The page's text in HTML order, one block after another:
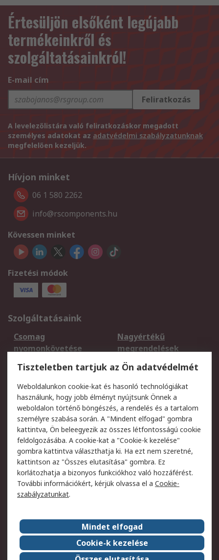
Értesüljön elsőként legújabb
termékeinkről és
szolgáltatásainkról!
E-mail cím
Feliratkozás
A levelezőlistára való feliratkozáskor megadott
személyes adatokat az adatvédelmi szabályzatunknak
megfelelően kezeljük.
Hívjon minket
06 1 580 2262
info@rscomponents.hu
Kövessen minket
Fizetési módok
Szolgáltatásaink
Csomag
nyomonkövetése
Nagyértékű
megrendelések
Regisztráció
Szállítás
Termékvisszaküldés
Szolgáltatások
Jogi
Adatvédelmi
szabályzat
Az RS értékesítési
feltételei
Cookie szabályzat
Email biztonság
Webhelyre vonatkozó
feltételek
Weboldal felhasználói
szabályzata
Képviseletek
Rólunk
Vállalatcsoport
Karrier
Díjak és elismerések
Tiszteletben tartjuk az Ön adatvédelmét
Weboldalunkon cookie-kat és hasonló technológiákat
használunk, hogy jobb élményt nyújtsunk Önnek a
weboldalon történő böngészés, a rendelés és a tartalom
személyre szabása során. A "Mindent elfogad" gombra
kattintva, Ön beleegyezik az összes létfontosságú cookie
feldolgozásába. A cookie-kat a "Cookie-k kezelése"
gombra kattintva választhatja ki. Ha ezt nem szeretné,
kattintson az "Összes elutasítása" gombra. Ez
korlátozhatja a bizonyos funkciókhoz való hozzáférést.
További információkért, kérjük olvassa el a Cookie-
szabályzatunkat.
Mindet elfogad
Cookie-k kezelése